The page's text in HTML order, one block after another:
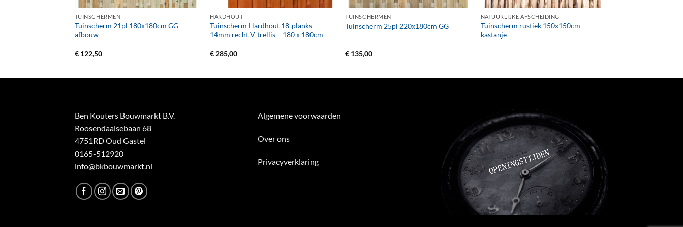
TUINSCHERMEN
Tuinscherm 21pl 180x180cm GG
afbouw
€122,50
HARDHOUT
Tuinscherm Hardhout 18-planks –
14mm recht V-trellis – 180 x 180cm
€ 285,00
TUINSCHERMEN
Tuinscherm 25pl 220x180cm GG
€ 135,00
NATUURLIJKE AFSCHEIDING
Tuinscherm rustiek 150x150cm
kastanje
Ben Kouters Bouwmarkt B.V.
Roosendaalsebaan 68
4751RD Oud Gastel
0165-512920
info@bkbouwmarkt.nl
Algemene voorwaarden
Over ons
Privacyverklaring